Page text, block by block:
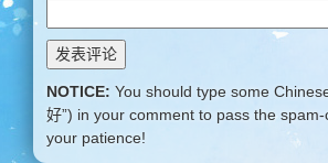
NOTICE: You should type some
好”) in your comment to pass the
your patience!